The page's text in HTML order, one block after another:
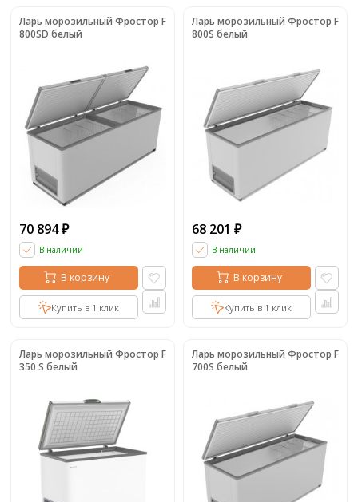
Ларь морозильный Фростор F
800SD белый
70 894 ₽
В наличии
В корзину
Купить в 1 клик
Ларь морозильный Фростор F
800S белый
68 201 ₽
В наличии
В корзину
Купить в 1 клик
Ларь морозильный Фростор F
350 S белый
Ларь морозильный Фростор F
700S белый